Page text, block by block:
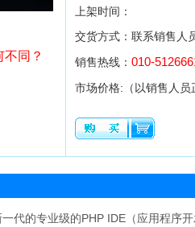
同？
上架时间：
交货方式：联系销售人
销售热线： 010-
市场价格:（以销售人员
代的专业级的PHP IDE（应用程序